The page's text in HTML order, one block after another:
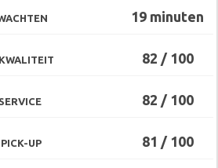
19 minuten
82 / 100
82 / 100
UP 81 / 100